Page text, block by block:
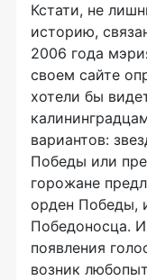
Кстати, не
историю,
2006 года
своем сайте
хотели бы
вариантов:
Победы или
горожане
орден Победы,
Победоносца. И
появления
возник